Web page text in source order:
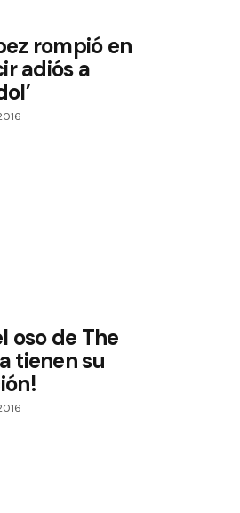
rompió en
adiós a
oso de The
tienen su